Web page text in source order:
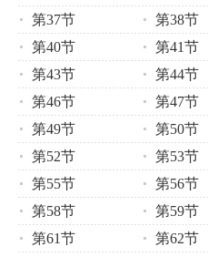
第37节
第38节
第40节
第41节
第43节
第44节
第46节
第47节
第49节
第50节
第52节
第53节
第55节
第56节
第58节
第59节
第61节
第62节